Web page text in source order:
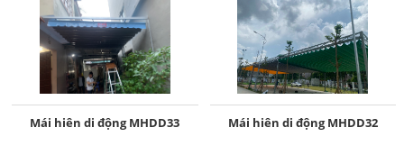
Mái hiên di động MHDD33 Mái hiên di động MHDD32